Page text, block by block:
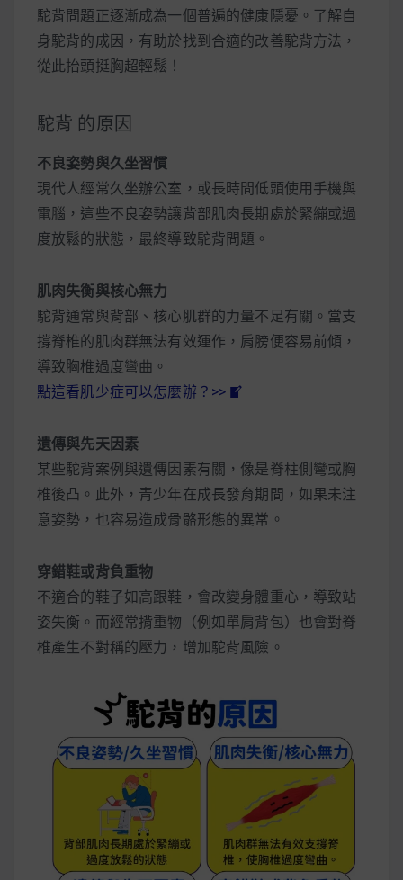
蔬食純素營養
純素料理食譜
駝背問題正逐漸成為一個普遍的健康隱憂。了解自
身駝背的成因，有助於找到合適的改善駝背方法，
從此抬頭挺胸超輕鬆！
駝背 的原因
不良姿勢與久坐習慣
現代人經常久坐辦公室，或長時間低頭使用手機與
電腦，這些不良姿勢讓背部肌肉長期處於緊繃或過
度放鬆的狀態，最終導致駝背問題。
肌肉失衡與核心無力
駝背通常與背部、核心肌群的力量不足有關。當支
撐脊椎的肌肉群無法有效運作，肩膀便容易前傾，
導致胸椎過度彎曲。
點這看肌少症可以怎麼辦？>>
遺傳與先天因素
某些駝背案例與遺傳因素有關，像是脊柱側彎或胸
椎後凸。此外，青少年在成長發育期間，如果未注
意姿勢，也容易造成骨骼形態的異常。
穿錯鞋或背負重物
不適合的鞋子如高跟鞋，會改變身體重心，導致站
姿失衡。而經常揹重物（例如單肩背包）也會對脊
椎產生不對稱的壓力，增加駝背風險。